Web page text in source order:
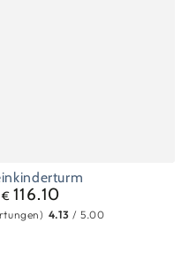
Regulärer
€ 116.10
4.13 / 5.00